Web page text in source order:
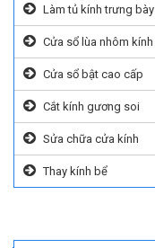
Làm tủ kính trưng bày
Cửa sổ lùa nhôm kính
Cửa sổ bật cao cấp
Cắt kính gương soi
Sửa chữa cửa kính
Thay kính bể